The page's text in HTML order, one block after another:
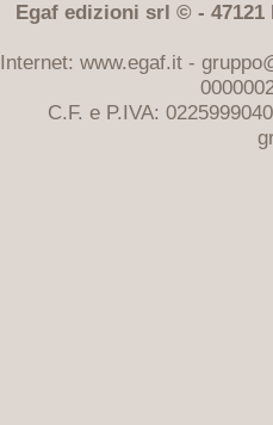
Egaf edizioni srl © - 47121
Internet: www.egaf.it -
C.F. e P.IVA: